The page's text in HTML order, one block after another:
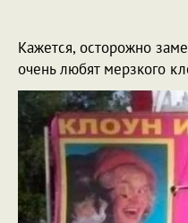
Кажется, осторожно
очень любят мерзкого